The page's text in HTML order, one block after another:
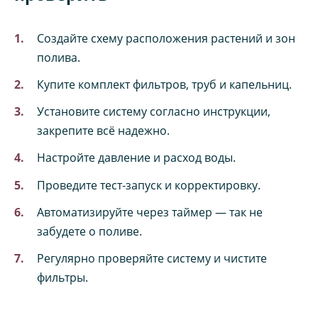
Создайте схему расположения растений и зон
полива.
Купите комплект фильтров, труб и капельниц.
Установите систему согласно инструкции,
закрепите всё надежно.
Настройте давление и расход воды.
Проведите тест‑запуск и корректировку.
Автоматизируйте через таймер — так не
забудете о поливе.
Регулярно проверяйте систему и чистите
фильтры.